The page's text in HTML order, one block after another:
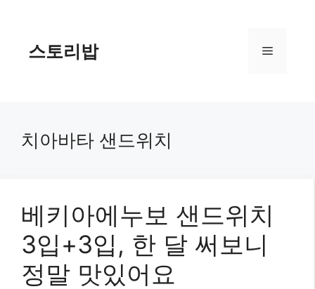
스토리밥 메
치아바타 샌드위치
베키아에누보 샌드위치
3입+3입, 한 달 써보니
정말 맛있어요